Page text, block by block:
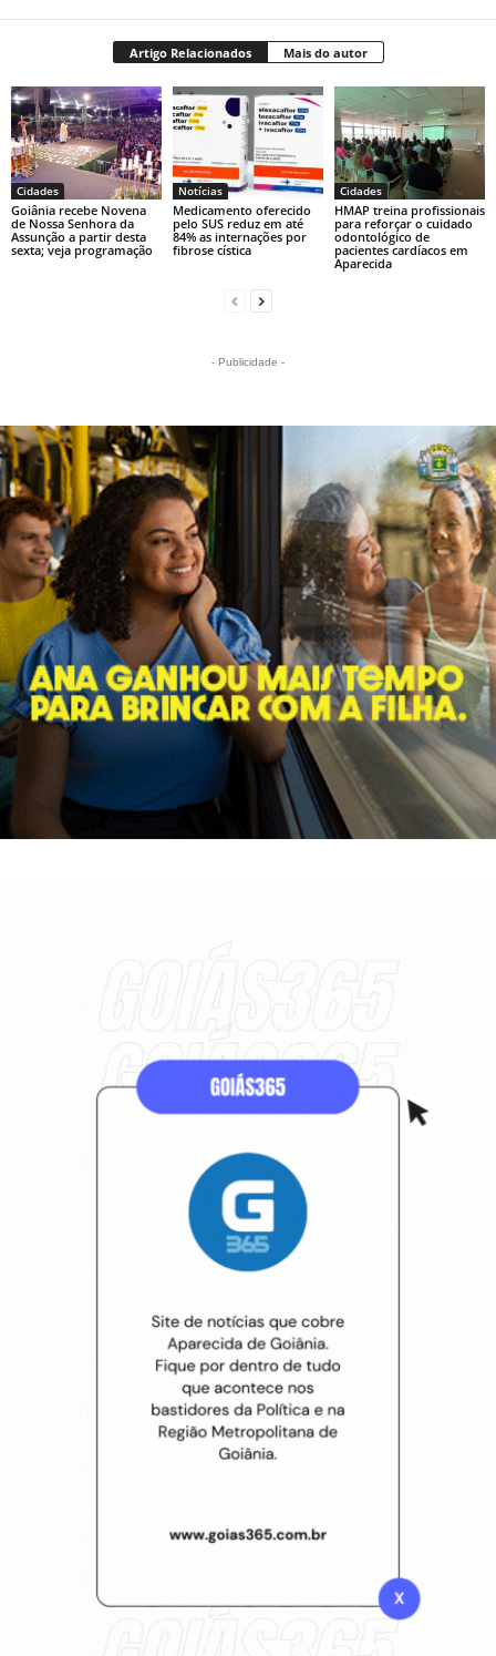
Artigo Relacionados Mais do autor
Cidades
Goiânia recebe Novena
de Nossa Senhora da
Assunção a partir desta
sexta; veja programação
Notícias
Medicamento oferecido
pelo SUS reduz em até
84% as internações por
fibrose cística
Cidades
HMAP treina profissionais
para reforçar o cuidado
odontológico de
pacientes cardíacos em
Aparecida
- Publicidade -